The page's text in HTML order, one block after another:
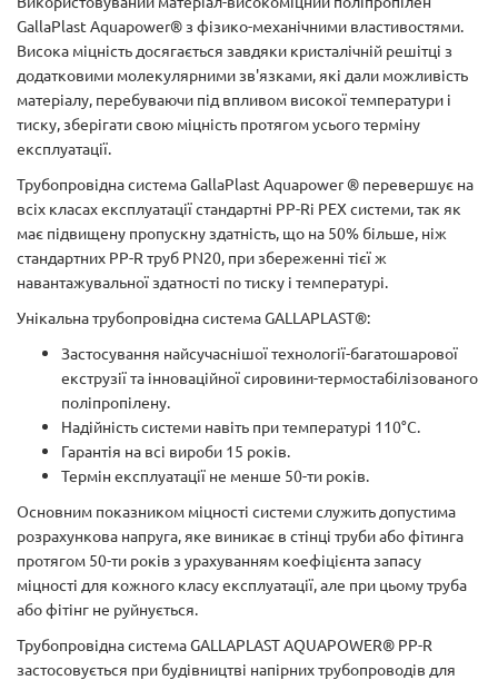
GallaPlast Aquapower® з фізико-механічними властивостями.
Висока міцність досягається завдяки кристалічній решітці з
додатковими молекулярними зв'язками, які дали можливість
матеріалу, перебуваючи під впливом високої температури і
тиску, зберігати свою міцність протягом усього терміну
експлуатації.
Трубопровідна система GallaPlast Aquapower ® перевершує на
всіх класах експлуатації стандартні PP-Rі PEX системи, так як
має підвищену пропускну здатність, що на 50% більше, ніж
стандартних PP-R труб PN20, при збереженні тієї ж
навантажувальної здатності по тиску і температурі.
Унікальна трубопровідна система GALLAPLAST®:
Застосування найсучаснішої технології-багатошарової
екструзії та інноваційної сировини-термостабілізованого
поліпропілену.
Надійність системи навіть при температурі 110°С.
Гарантія на всі вироби 15 років.
Термін експлуатації не менше 50-ти років.
Основним показником міцності системи служить допустима
розрахункова напруга, яке виникає в стінці труби або фітинга
протягом 50-ти років з урахуванням коефіцієнта запасу
міцності для кожного класу експлуатації, але при цьому труба
або фітінг не руйнується.
Трубопровідна система GALLAPLAST AQUAPOWER® PP-R
застосовується при будівництві напірних трубопроводів для